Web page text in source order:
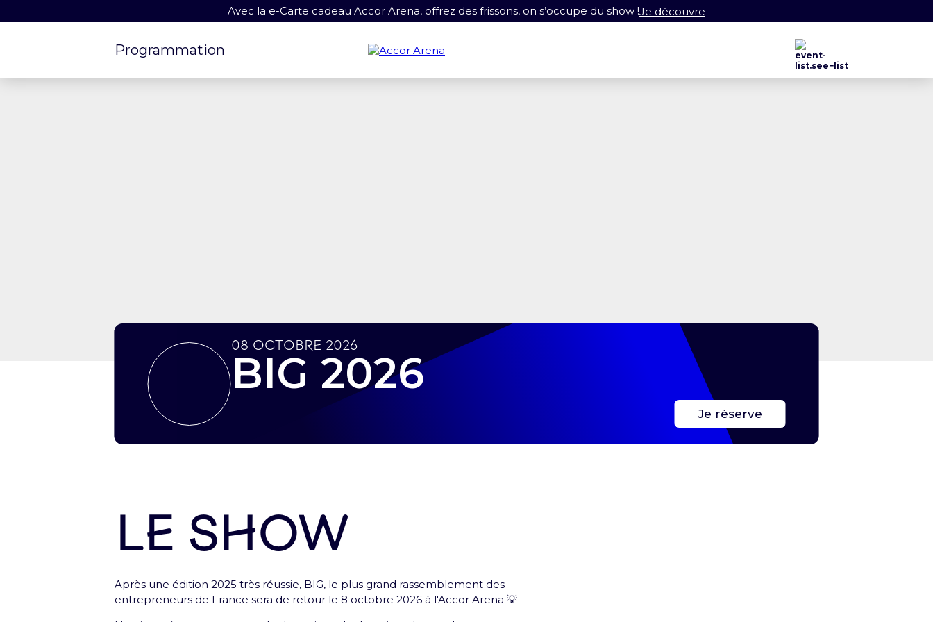
Crée ton profil pour retrouver tes billets et toutes les infos de tes expériences Arena !
Avec la e-Carte cadeau Accor Arena, offrez des frissons, on s’occupe du show !Je découvre
Programmation
08 octobre 2026
BIG 2026
Je réserve
Le show
Après une édition 2025 très réussie, BIG, le plus grand rassemblement des
entrepreneurs de France sera de retour le 8 octobre 2026 à l'Accor Arena 💡